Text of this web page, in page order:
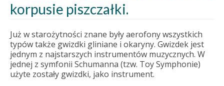
korpusie piszczałki.
Już w starożytności znane były aerofony wszystkich
typów także gwizdki gliniane i okaryny. Gwizdek jest
jednym z najstarszych instrumentów muzycznych. W
jednej z symfonii Schumanna (tzw. Toy Symphonie)
użyte zostały gwizdki, jako instrument.